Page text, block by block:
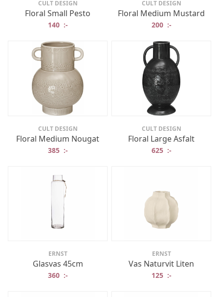
CULT DESIGN
Floral Small Pesto
140 :-
CULT DESIGN
Floral Medium Mustard
200 :-
CULT DESIGN
Floral Medium Nougat
385 :-
CULT DESIGN
Floral Large Asfalt
625 :-
ERNST
Glasvas 45cm
360 :-
ERNST
Vas Naturvit Liten
125 :-